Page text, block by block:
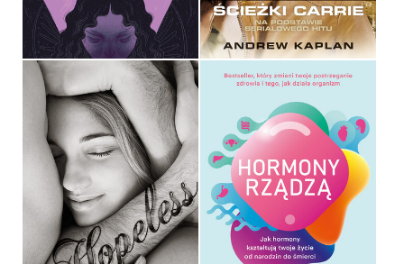
49,99 ZŁ 34,90 ZŁ
HOPELESS
COLLEEN HOOVER
OPRAWA MIĘKKA
HORMONY RZĄDZĄ
MAX NIEUWDORP
OPRAWA MIĘKKA